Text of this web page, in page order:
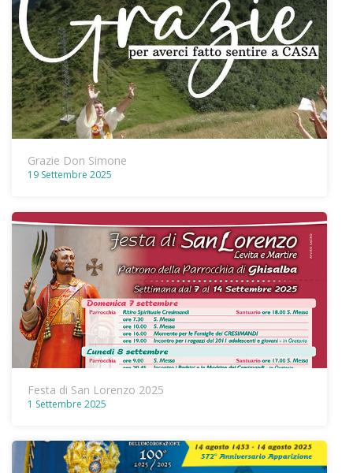
Grazie Don Simone
19 Settembre 2025
Festa di San Lorenzo 2025
1 Settembre 2025